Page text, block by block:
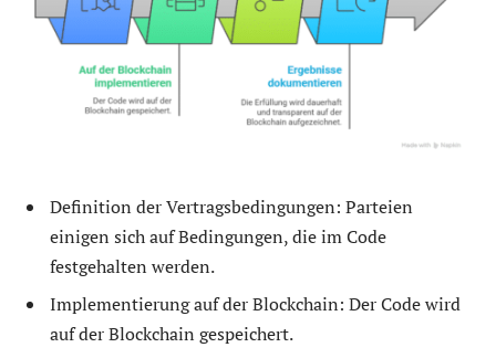
Definition der Vertragsbedingungen: Parteien
einigen sich auf Bedingungen, die im Code
festgehalten werden.
Implementierung auf der Blockchain: Der Code wird
auf der Blockchain gespeichert.